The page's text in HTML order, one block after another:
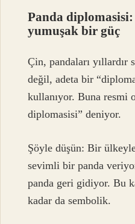
Panda
yumuşak bir güç
Çin, pandaları yıllardır
değil, adeta bir
kullanıyor. Buna resmi
diplomasisi” deniyor.
Şöyle düşün: Bir
sevimli bir panda
panda geri gidiyor. Bu
kadar da sembolik.